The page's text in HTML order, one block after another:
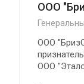
ООО
ООО
ООО